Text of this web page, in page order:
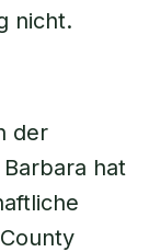
nicht.
der
hat